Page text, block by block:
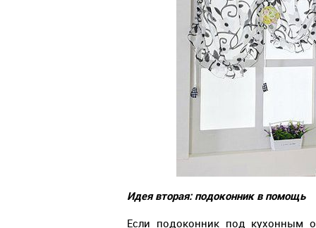
Идея вторая: подоконник в помощь
Если подоконник под кухонным